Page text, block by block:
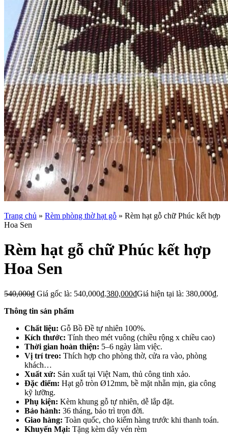
Trang chủ » Rèm phòng thờ hạt gỗ » Rèm hạt gỗ chữ Phúc kết hợp
Hoa Sen
Rèm hạt gỗ chữ Phúc kết hợp
Hoa Sen
540,000₫ Giá gốc là: 540,000₫.380,000₫Giá hiện tại là: 380,000₫.
Thông tin sản phẩm
Chất liệu: Gỗ Bồ Đề tự nhiên 100%.
Kích thước: Tính theo mét vuông (chiều rộng x chiều cao)
Thời gian hoàn thiện: 5–6 ngày làm việc.
Vị trí treo: Thích hợp cho phòng thờ, cửa ra vào, phòng
khách…
Xuất xứ: Sản xuất tại Việt Nam, thủ công tinh xảo.
Đặc điểm: Hạt gỗ tròn Ø12mm, bề mặt nhẵn mịn, gia công
kỹ lưỡng.
Phụ kiện: Kèm khung gỗ tự nhiên, dễ lắp đặt.
Bảo hành: 36 tháng, bảo trì trọn đời.
Giao hàng: Toàn quốc, cho kiểm hàng trước khi thanh toán.
Khuyến Mại: Tặng kèm dây vén rèm